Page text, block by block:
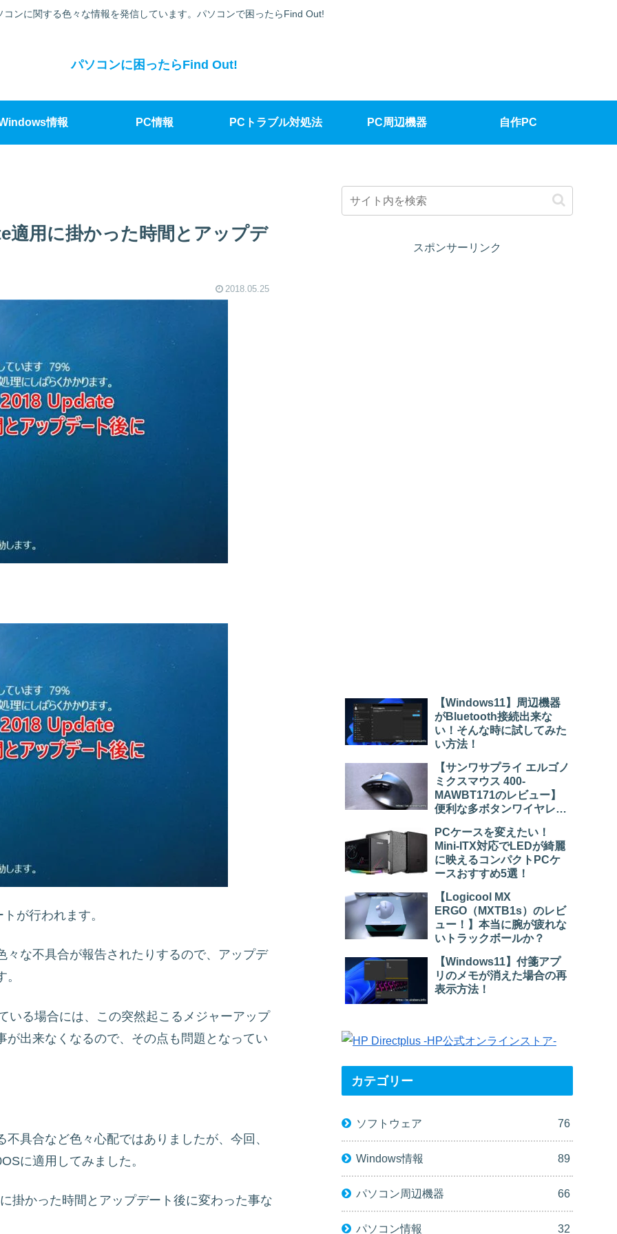
コンに関する色々な情報を発信しています。パソコンで困ったらFind Out!
パソコンに困ったらFind Out!
情報 PC情報 PCトラブル対処法 PC周辺機器 自作PC
用に掛かった時間とアップデ
2018.05.25
が行われます。
な不具合が報告されたりするので、アップデ
いる場合には、この突然起こるメジャーアップ
出来なくなるので、その点も問題となってい
具合など色々心配ではありましたが、今回、
に適用してみました。
掛かった時間とアップデート後に変わった事な
スポンサーリンク
【Windows11】周辺機器
がBluetooth接続出来な
い！そんな時に試してみた
い方法！
【サンワサプライ エルゴノ
ミクスマウス 400-
MAWBT171のレビュー】
便利な多ボタンワイヤレス
PCケースを変えたい！
Mini-ITX対応でLEDが綺麗
に映えるコンパクトPCケ
ースおすすめ5選！
【Logicool MX
ERGO（MXTB1s）のレビ
ュー！】本当に腕が疲れな
いトラックボールか？
【Windows11】付箋アプ
リのメモが消えた場合の再
表示方法！
カテゴリー
ソフトウェア 76
Windows情報 89
パソコン周辺機器 66
パソコン情報 32